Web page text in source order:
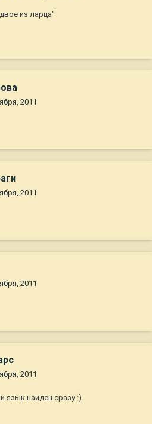
из ларца"
2011
2011
2011
2011
язык найден сразу :)